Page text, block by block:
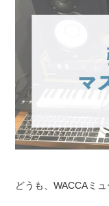
どうも、WACCAミ